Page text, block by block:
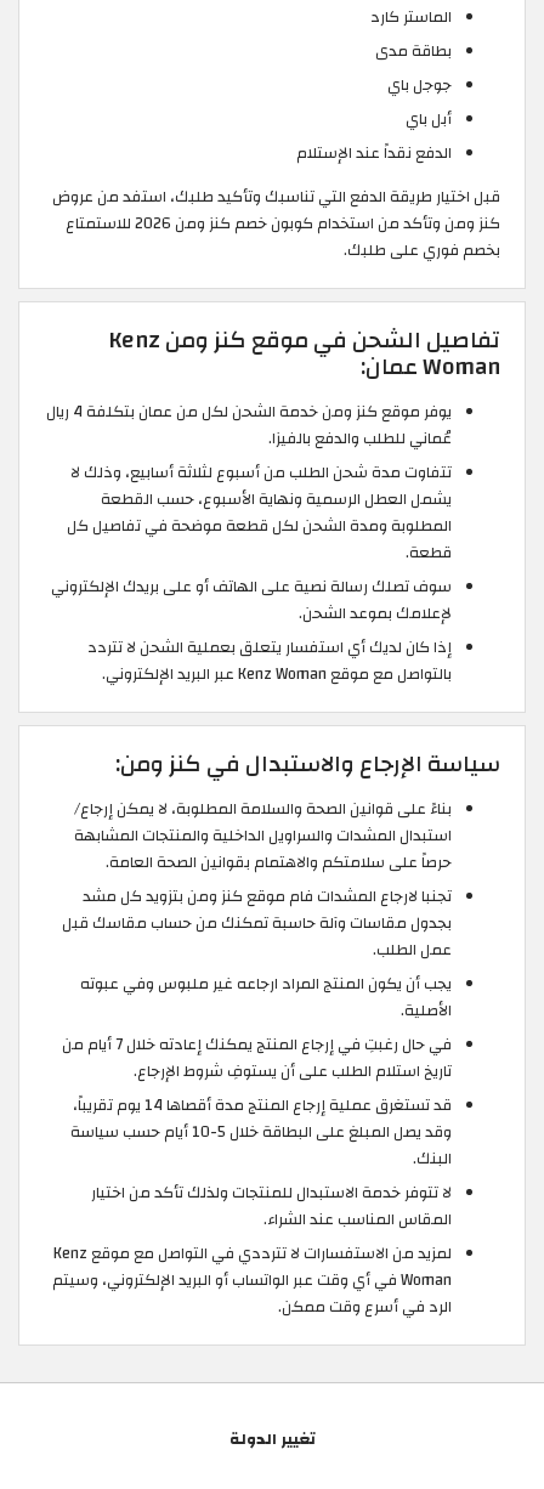
الماستر كارد
بطاقة مدى
جوجل باي
أبل باي
الدفع نقداً عند الإستلام
قبل اختيار طريقة الدفع التي تناسبك وتأكيد طلبك، استفد من عروض
كنز ومن وتأكد من استخدام كوبون خصم كنز ومن 2026 للاستمتاع
بخصم فوري على طلبك.
تفاصيل الشحن في موقع كنز ومن Kenz
Woman عمان:
يوفر موقع كنز ومن خدمة الشحن لكل من عمان بتكلفة 4 ريال
عُماني للطلب والدفع بالفيزا.
تتفاوت مدة شحن الطلب من أسبوع لثلاثة أسابيع، وذلك لا
يشمل العطل الرسمية ونهاية الأسبوع، حسب القطعة
المطلوبة ومدة الشحن لكل قطعة موضحة في تفاصيل كل
قطعة.
سوف تصلك رسالة نصية على الهاتف أو على بريدك الإلكتروني
لإعلامك بموعد الشحن.
إذا كان لديك أي استفسار يتعلق بعملية الشحن لا تتردد
بالتواصل مع موقع Kenz Woman عبر البريد الإلكتروني.
سياسة الإرجاع والاستبدال في كنز ومن:
بناءً على قوانين الصحة والسلامة المطلوبة، لا يمكن إرجاع/
استبدال المشدات والسراويل الداخلية والمنتجات المشابهة
حرصاً على سلامتكم والاهتمام بقوانين الصحة العامة.
تجنبا لارجاع المشدات فام موقع كنز ومن بتزويد كل مشد
بجدول مقاسات وآلة حاسبة تمكنك من حساب مقاسك قبل
عمل الطلب.
يجب أن يكون المنتج المراد ارجاعه غير ملبوس وفي عبوته
الأصلية.
في حال رغبتِ في إرجاع المنتج يمكنك إعادته خلال 7 أيام من
تاريخ استلام الطلب على أن يستوفِ شروط الإرجاع.
قد تستغرق عملية إرجاع المنتج مدة أقصاها 14 يوم تقريباً،
وقد يصل المبلغ على البطاقة خلال 5-10 أيام حسب سياسة
البنك.
لا تتوفر خدمة الاستبدال للمنتجات ولذلك تأكد من اختيار
المقاس المناسب عند الشراء.
لمزيد من الاستفسارات لا تترددي في التواصل مع موقع Kenz
Woman في أي وقت عبر الواتساب أو البريد الإلكتروني، وسيتم
الرد في أسرع وقت ممكن.
تغيير الدولة